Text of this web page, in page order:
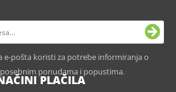
e-pošta koristi za potrebe informiranja o
ponudama i popustima.
PLAČILA